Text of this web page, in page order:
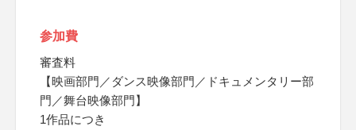
参加費
審査料
【映画部門／ダンス映像部門／ドキュメンタリー部
門／舞台映像部門】
1作品につき